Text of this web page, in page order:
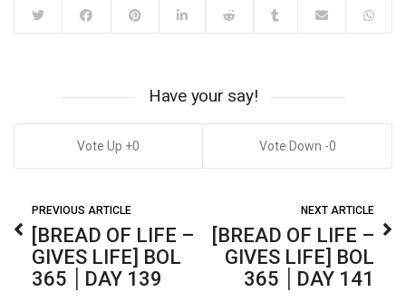
Have your say!
0 0
PREVIOUS ARTICLE
[BREAD OF LIFE –
GIVES LIFE] BOL
365 │DAY 139
NEXT ARTICLE
[BREAD OF LIFE –
GIVES LIFE] BOL
365 │DAY 141